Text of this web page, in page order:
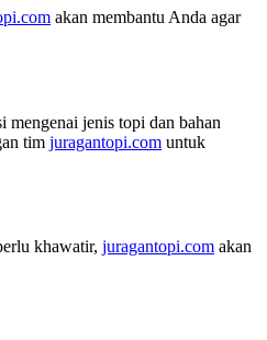
akan membantu Anda agar
mengenai jenis topi dan bahan
tim juragantopi.com untuk
khawatir, juragantopi.com akan